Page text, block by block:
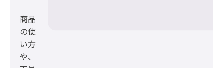
商品
の使
い方
や、